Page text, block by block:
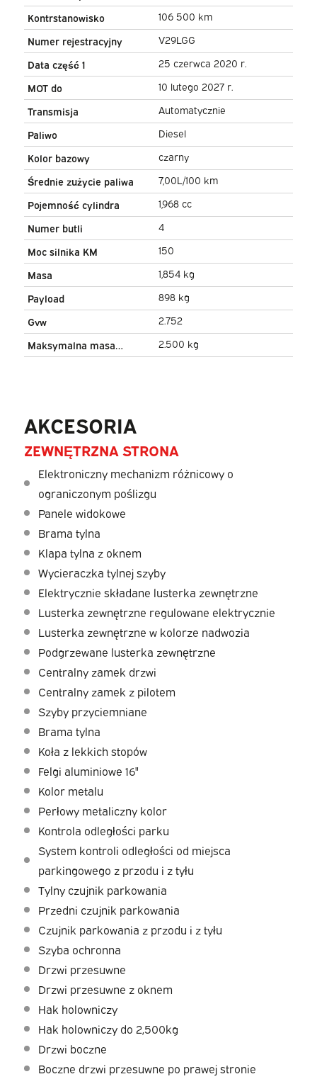
hak holowniczy/ NAVI/
Kontrstanowisko
106 500 km
Numer rejestracyjny
V29LGG
Data część 1
25 czerwca 2020 r.
MOT do
10 lutego 2027 r.
Transmisja
Automatycznie
Paliwo
Diesel
Kolor bazowy
czarny
Średnie zużycie paliwa
7,00L/100 km
Pojemność cylindra
1,968 cc
Numer butli
4
Moc silnika KM
150
Masa
1,854 kg
Payload
898 kg
Gvw
2.752
Maksymalna masa
2.500 kg
AKCESORIA
ZEWNĘTRZNA STRONA
Elektroniczny mechanizm różnicowy o
ograniczonym poślizgu
Panele widokowe
Brama tylna
Klapa tylna z oknem
Wycieraczka tylnej szyby
Elektrycznie składane lusterka zewnętrzne
Lusterka zewnętrzne regulowane elektrycznie
Lusterka zewnętrzne w kolorze nadwozia
Podgrzewane lusterka zewnętrzne
Centralny zamek drzwi
Centralny zamek z pilotem
Szyby przyciemniane
Brama tylna
Koła z lekkich stopów
Felgi aluminiowe 16"
Kolor metalu
Perłowy metaliczny kolor
Kontrola odległości parku
System kontroli odległości od miejsca
parkingowego z przodu i z tyłu
Tylny czujnik parkowania
Przedni czujnik parkowania
Czujnik parkowania z przodu i z tyłu
Szyba ochronna
Drzwi przesuwne
Drzwi przesuwne z oknem
Hak holowniczy
Hak holowniczy do 2,500kg
Drzwi boczne
Boczne drzwi przesuwne po prawej stronie